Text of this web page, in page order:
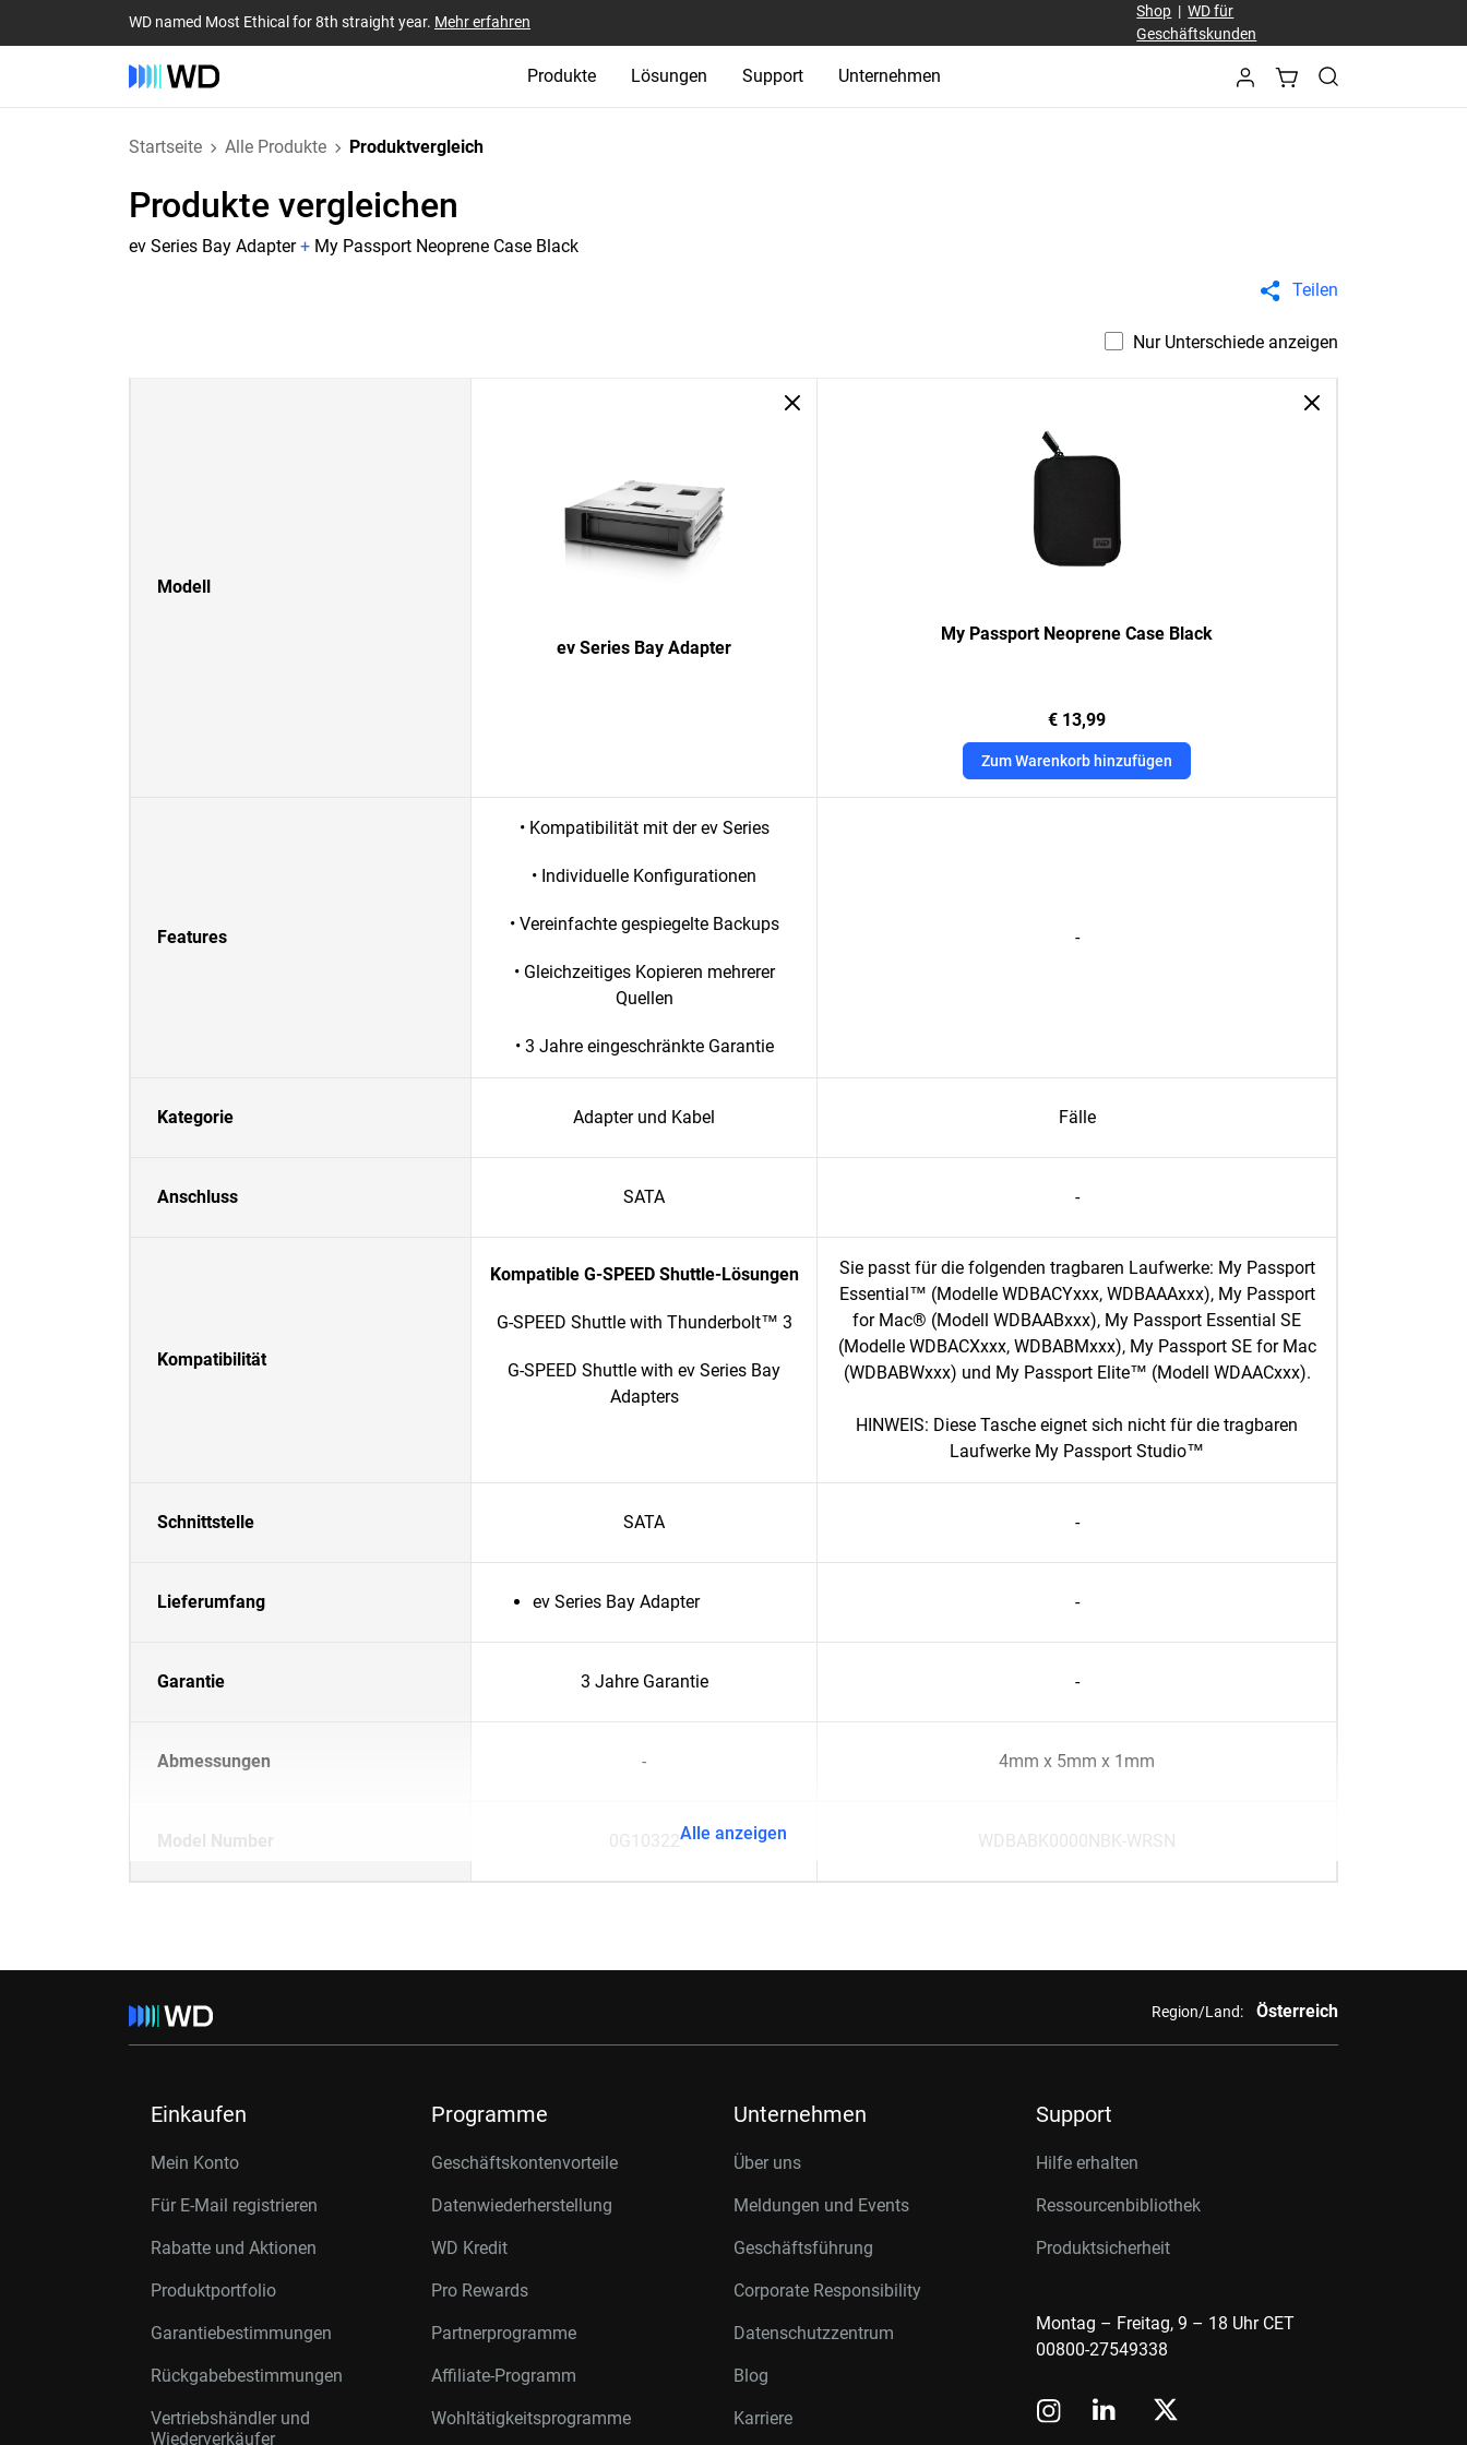
WD named Most Ethical for 8th straight year. Mehr erfahren
Shop |WD für
Geschäftskunden
Produkte Lösungen Support Unternehmen
Startseite Alle Produkte Produktvergleich
Produkte vergleichen
ev Series Bay Adapter+ My Passport Neoprene Case Black
Teilen
Nur Unterschiede anzeigen
Modell
ev Series Bay Adapter
My Passport Neoprene Case Black
€ 13,99
Zum Warenkorb hinzufügen
Features
• Kompatibilität mit der ev Series
• Individuelle Konfigurationen
• Vereinfachte gespiegelte Backups
• Gleichzeitiges Kopieren mehrerer
Quellen
• 3 Jahre eingeschränkte Garantie
-
Kategorie Adapter und Kabel Fälle
Anschluss SATA -
Kompatibilität
Kompatible G-SPEED Shuttle-Lösungen
G-SPEED Shuttle with Thunderbolt™ 3
G-SPEED Shuttle with ev Series Bay
Adapters
Sie passt für die folgenden tragbaren Laufwerke: My Passport
Essential™ (Modelle WDBACYxxx, WDBAAAxxx), My Passport
for Mac® (Modell WDBAABxxx), My Passport Essential SE
(Modelle WDBACXxxx, WDBABMxxx), My Passport SE for Mac
(WDBABWxxx) und My Passport Elite™ (Modell WDAACxxx).
HINWEIS: Diese Tasche eignet sich nicht für die tragbaren
Laufwerke My Passport Studio™
Schnittstelle SATA -
Lieferumfang ev Series Bay Adapter -
Garantie 3 Jahre Garantie -
Abmessungen - 4mm x 5mm x 1mm
Model Number 0G10322 WDBABK0000NBK-WRSN
Alle anzeigen
Region/Land: Österreich
Einkaufen
Mein Konto
Für E-Mail registrieren
Rabatte und Aktionen
Produktportfolio
Garantiebestimmungen
Rückgabebestimmungen
Vertriebshändler und
Wiederverkäufer
Programme
Geschäftskontenvorteile
Datenwiederherstellung
WD Kredit
Pro Rewards
Partnerprogramme
Affiliate-Programm
Wohltätigkeitsprogramme
Unternehmen
Über uns
Meldungen und Events
Geschäftsführung
Corporate Responsibility
Datenschutzzentrum
Blog
Karriere
Support
Hilfe erhalten
Ressourcenbibliothek
Produktsicherheit
Montag – Freitag, 9 – 18 Uhr CET
00800-27549338